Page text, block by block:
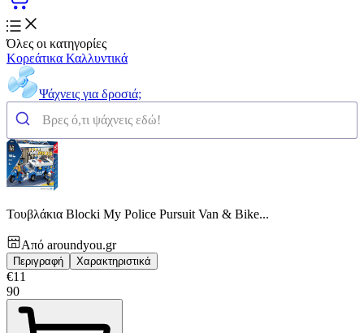
Όλες οι κατηγορίες
Κορεάτικα Καλλυντικά
Ψάχνεις για δροσιά;
Τουβλάκια Blocki My Police Pursuit Van & Bike...
Από aroundyou.gr
Περιγραφή Χαρακτηριστικά
€11
90